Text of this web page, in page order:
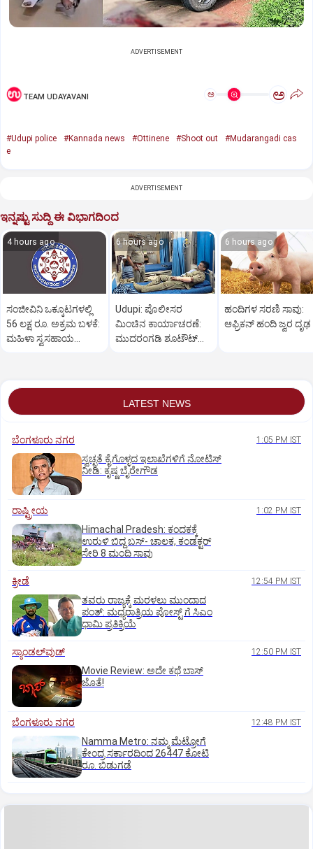
ADVERTISEMENT
TEAM UDAYAVANI ಅ ಅ
#Udupi police #Kannada news #Ottinene #Shoot out
#Mudarangadi cas
e
ADVERTISEMENT
ಇನ್ನಷ್ಟು ಸುದ್ದಿ ಈ ವಿಭಾಗದಿಂದ
4 hours ago
ಸಂಜೀವಿನಿ ಒಕ್ಕೂಟಗಳಲ್ಲಿ
56 ಲಕ್ಷ ರೂ. ಅಕ್ರಮ ಬಳಕೆ:
ಮಹಿಳಾ ಸ್ವಸಹಾಯ
6 hours ago
Udupi: ಪೊಲೀಸರ
ಮಿಂಚಿನ ಕಾರ್ಯಾಚರಣೆ:
ಮುದರಂಗಡಿ ಶೂಟೌಟ್‌
6 hours ago
ಹಂದಿಗಳ ಸರಣಿ ಸಾವು:
ಆಫ್ರಿಕನ್‌ ಹಂದಿ ಜ್ವರ ದೃಢ
LATEST NEWS
ಬೆಂಗಳೂರು ನಗರ 1:05 PM IST
ಸ್ವಚ್ಛತೆ ಕೈಗೊಳ್ಳದ ಇಲಾಖೆಗಳಿಗೆ ನೋಟಿಸ್‌
ನೀಡಿ: ಕೃಷ್ಣ ಬೈರೇಗೌಡ
ರಾಷ್ಟ್ರೀಯ 1:02 PM IST
Himachal Pradesh: ಕಂದಕಕ್ಕೆ
ಉರುಳಿ ಬಿದ್ದ ಬಸ್-‌ ಚಾಲಕ, ಕಂಡಕ್ಟರ್‌
ಸೇರಿ 8 ಮಂದಿ ಸಾವು
ಕ್ರೀಡೆ 12:54 PM IST
ತವರು ರಾಜ್ಯಕ್ಕೆ ಮರಳಲು ಮುಂದಾದ
ಪಂತ್:‌ ಮಧ್ಯರಾತ್ರಿಯ ಪೋಸ್ಟ್‌ ಗೆ ಸಿಎಂ
ಧಾಮಿ ಪ್ರತಿಕ್ರಿಯೆ
ಸ್ಯಾಂಡಲ್‌ವುಡ್‌ 12:50 PM IST
Movie Review: ಅದೇ ಕಥೆ ಬಾಸ್‌
ಜೊತೆ!
ಬೆಂಗಳೂರು ನಗರ 12:48 PM IST
Namma Metro: ನಮ್ಮ ಮೆಟ್ರೋಗೆ
ಕೇಂದ್ರ ಸರ್ಕಾರದಿಂದ 26447 ಕೋಟಿ
ರೂ. ಬಿಡುಗಡೆ